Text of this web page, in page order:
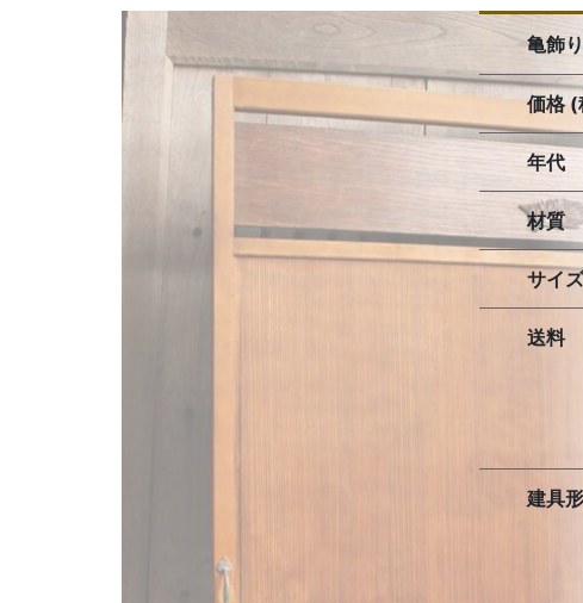
亀飾
価格 (
年代
材質
サイズ
送料
建具